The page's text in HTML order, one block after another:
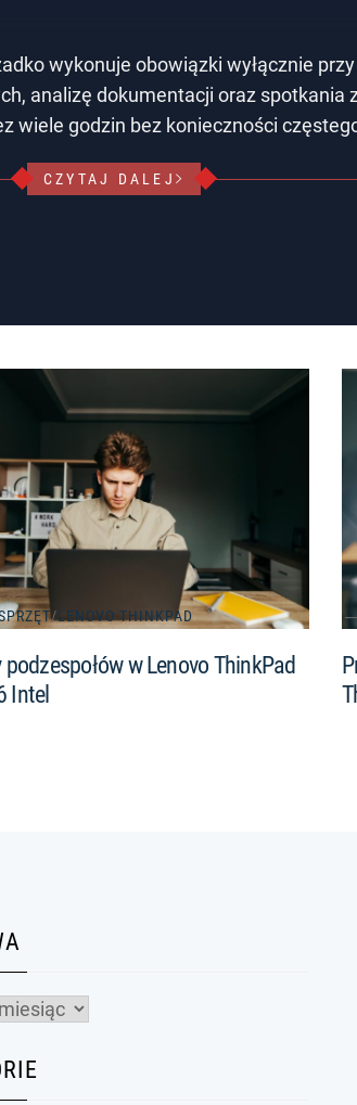
wykonuje obowiązki wyłącznie
analizę dokumentacji oraz spotkania
wiele godzin bez konieczności
CZYTAJ DALEJ
/LENOVO THINKPAD
podzespołów w Lenovo ThinkPad
Intel